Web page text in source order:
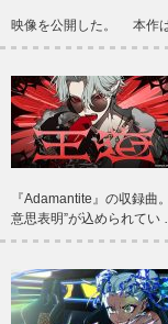
映像を公開した。 本作
『Adamantite』の収録曲
意思表明”が込められてい